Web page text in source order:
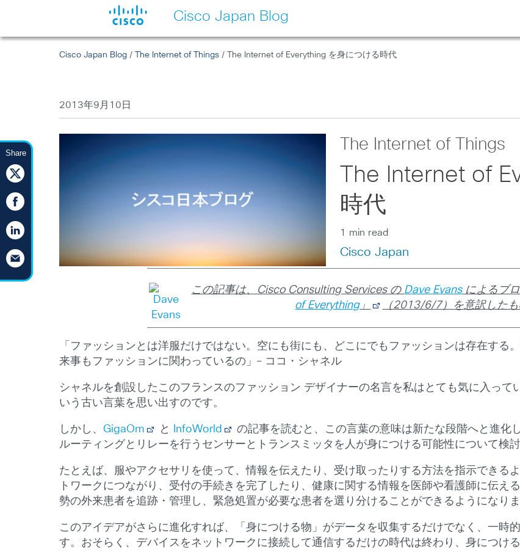
Cisco Japan Blog
Share
Cisco Japan Blog / The Internet of Things / The Internet of Everything を身につける時代
2013年9月10日
The Internet of Things
The Internet of
時代
1 min read
Cisco Japan
この記事は、Cisco Consulting Services の Dave Evansによるブロ
of Everything」 （2013/6/7）を意訳したも
「ファッションとは洋服だけではない。空にも街にも、どこにでもファッションは存在する
来事もファッションに関わっているの」― ココ・シャネル
シャネルを創設したこのフランスのファッション デザイナーの名言を私はとても気に入って
いう古い言葉を思い出すのです。
しかし、GigaOm と InfoWorld
の記事を読むと、この言葉の意味は新たな段階へと進化
ルーティングとリレーを行うセンサーとトランスミッタを人が身につける可能性について検討
たとえば、服やアクセサリを使って、情報を伝えたり、受け取ったりする方法を指示できる
トワークにつながり、受付の手続きを完了したり、健康に関する情報を医師や看護師に伝え
勢の外来患者を追跡・管理し、緊急処置が必要な患者を選り分けることができるようになりま
このアイデアがさらに進化すれば、「身につける物」がデータを収集するだけでなく、一時
す。おそらく、デバイスをネットワークに接続して通信するだけの時代は終わり、身につけ